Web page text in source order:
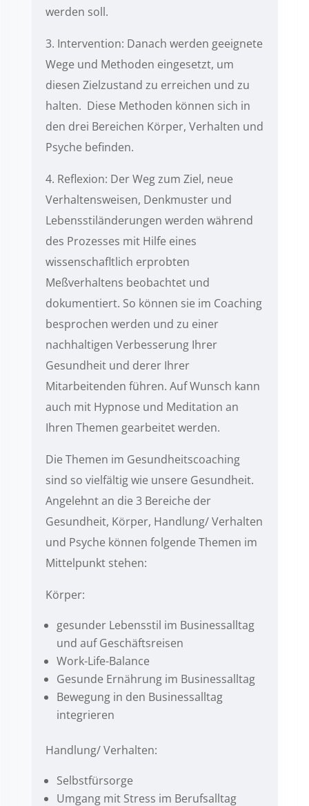
werden soll.
3. Intervention: Danach werden geeignete
Wege und Methoden eingesetzt, um
diesen Zielzustand zu erreichen und zu
halten. Diese Methoden können sich in
den drei Bereichen Körper, Verhalten und
Psyche befinden.
4. Reflexion: Der Weg zum Ziel, neue
Verhaltensweisen, Denkmuster und
Lebensstiländerungen werden während
des Prozesses mit Hilfe eines
wissenschafltlich erprobten
Meßverhaltens beobachtet und
dokumentiert. So können sie im Coaching
besprochen werden und zu einer
nachhaltigen Verbesserung Ihrer
Gesundheit und derer Ihrer
Mitarbeitenden führen. Auf Wunsch kann
auch mit Hypnose und Meditation an
Ihren Themen gearbeitet werden.
Die Themen im Gesundheitscoaching
sind so vielfältig wie unsere Gesundheit.
Angelehnt an die 3 Bereiche der
Gesundheit, Körper, Handlung/ Verhalten
und Psyche können folgende Themen im
Mittelpunkt stehen:
Körper:
gesunder Lebensstil im Businessalltag
und auf Geschäftsreisen
Work-Life-Balance
Gesunde Ernährung im Businessalltag
Bewegung in den Businessalltag
integrieren
Handlung/ Verhalten:
Selbstfürsorge
Umgang mit Stress im Berufsalltag